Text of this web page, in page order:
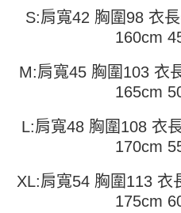
買賣價金債權讓與本公司後，依約使
2.基於同意付款使用「大哥付你分期
資料（包含姓名、電話或地址）提供
3.完整用戶服務條款，請詳閱以下連
購買商品的店家。未經商家同意取消
後付繳納相關費用。
※ 交易是否成功請以「AFTEE先享後
客戶支援中心」 https://
易，需依本服務之必要範圍內提供個
權轉讓予恩沛科技股份有限公司。
２．關於個人資料處理事宜，請瀏覽
３．未成年的使用者請事先徵得法定
「AFTEE先享後付」，若未經同意申
每筆NT$45，滿NT$499(含以上)
S:肩寬42 胸圍98 衣
160cm
M:肩寬45 胸圍103 衣
165cm
L:肩寬48 胸圍108 衣
170cm
XL:肩寬54 胸圍113 衣
175cm